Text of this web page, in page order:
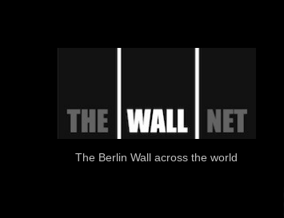
The Berlin Wall across the world